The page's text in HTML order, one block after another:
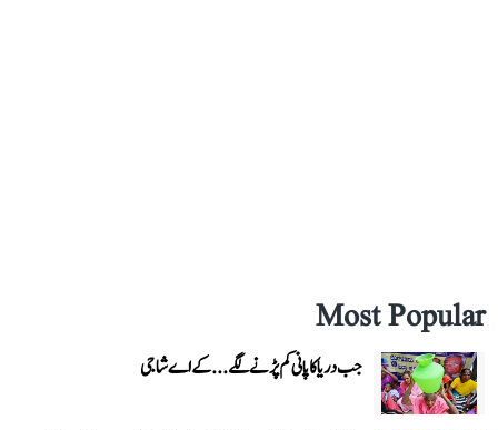
Most Popular
جب دریا کا پانی کم پڑنے لگے...کے اے شاجی